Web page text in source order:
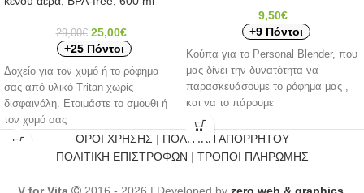
29,00€ 25,00€
+25 Πόντοι
Δοχείο για τον χυμό ή το ρόφημα
σας από υλικό Tritan χωρίς
δισφαινόλη. Ετοιμάστε το σμουθι ή
τον χυμό σας
9,50€
+9 Πόντοι
Κούπα για το Personal Blender, που
μας δίνει την δυνατότητα να
παρασκευάσουμε το ρόφημα μας ,
και να το πάρουμε
ΟΡΟΙ ΧΡΗΣΗΣ | ΠΟΛΙΤΙΚΗ ΑΠΟΡΡΗΤΟΥ
ΠΟΛΙΤΙΚΗ ΕΠΙΣΤΡΟΦΩΝ | ΤΡΟΠΟΙ ΠΛΗΡΩΜΗΣ
V for Vita 2016 - 2026 | Developed by zero web & graphics